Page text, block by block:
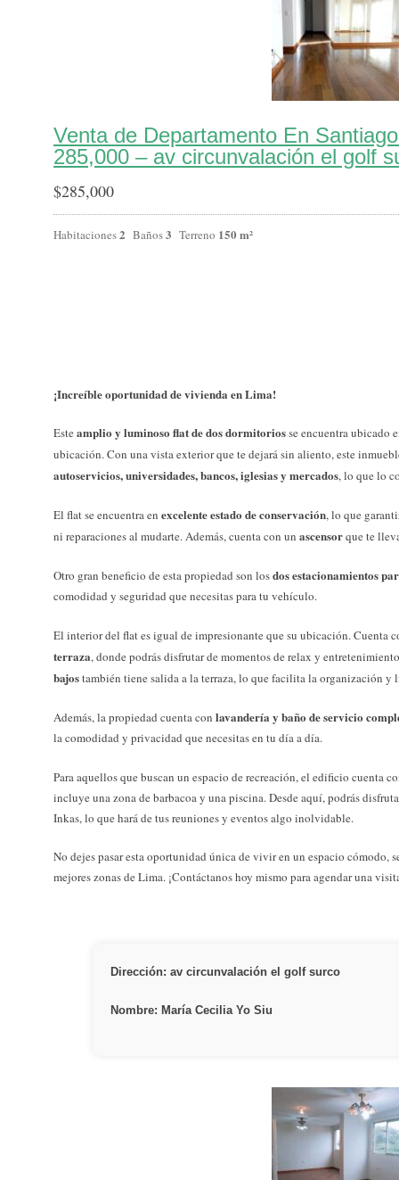
Venta de Departamento En
285,000 – av circunvalación el golf
$285,000
Habitaciones2 Baños3 Terreno 150 m²
¡Increíble oportunidad de vivienda en Lima!
Este amplio y luminoso flat de dos dormitoriosse encuentra ubicado
ubicación. Con una vista exterior que te dejará sin aliento, este
autoservicios, universidades, bancos, iglesias y mercados, lo que lo
El flat se encuentra en excelente estado de conservación, lo que
ni reparaciones al mudarte. Además, cuenta con un ascensorque te
Otro gran beneficio de esta propiedad son losdos estacionamientos
comodidad y seguridad que necesitas para tu vehículo.
El interior del flat es igual de impresionante que su ubicación. Cuenta
terraza, donde podrás disfrutar de momentos de relax y
bajostambién tiene salida a la terraza, lo que facilita la organización y
Además, la propiedad cuenta con lavandería y baño de servicio
la comodidad y privacidad que necesitas en tu día a día.
Para aquellos que buscan un espacio de recreación, el edificio cuenta
incluye una zona de barbacoa y una piscina. Desde aquí, podrás
Inkas, lo que hará de tus reuniones y eventos algo inolvidable.
No dejes pasar esta oportunidad única de vivir en un espacio cómodo,
mejores zonas de Lima. ¡Contáctanos hoy mismo para agendar una
Dirección: av circunvalación el golf surco
Nombre: María Cecilia Yo Siu